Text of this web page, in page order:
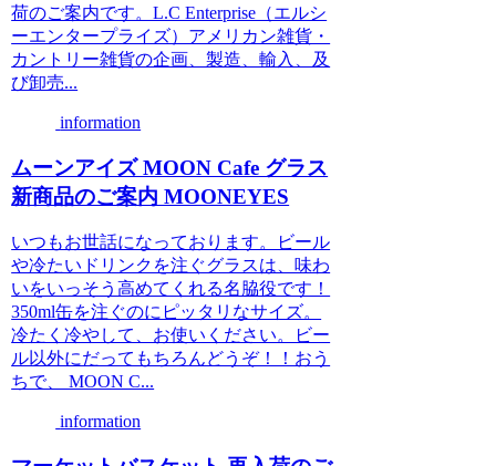
荷のご案内です。L.C Enterprise（エルシ
ーエンタープライズ）アメリカン雑貨・
カントリー雑貨の企画、製造、輸入、及
び卸売...
information
ムーンアイズ MOON Cafe グラス
新商品のご案内 MOONEYES
いつもお世話になっております。ビール
や冷たいドリンクを注ぐグラスは、味わ
いをいっそう高めてくれる名脇役です！
350ml缶を注ぐのにピッタリなサイズ。
冷たく冷やして、お使いください。ビー
ル以外にだってもちろんどうぞ！！おう
ちで、 MOON C...
information